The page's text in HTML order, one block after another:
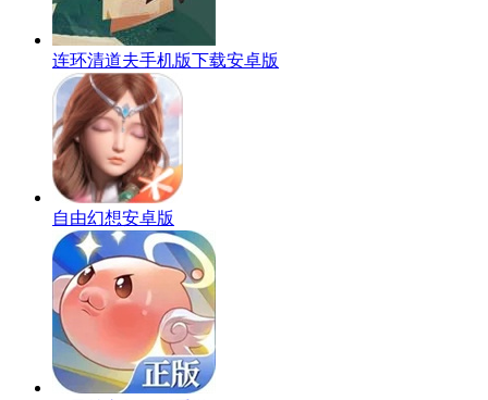
连环清道夫手机版下载安卓版
自由幻想安卓版